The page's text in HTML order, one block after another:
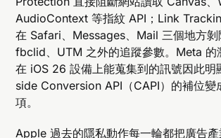
AudioContext 等指紋 API；Link
在 Safari、Messages、Mail 三個地方剝
fbclid、UTM 之外的追蹤參數。Meta 的
在 iOS 26 設備上能蒐集到的訊號因此
side Conversion API（CAPI）的補位變
項。
Apple 過去的隱私動作每一輪都把廣告